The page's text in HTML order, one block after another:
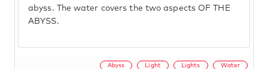
abyss. The water covers the two aspects OF THE
ABYSS.
Abyss Light Lights Water